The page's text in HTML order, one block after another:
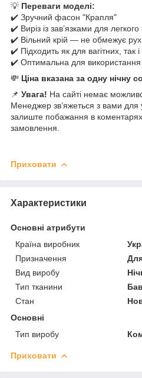
💡 Переваги моделі:
✔️ Зручний фасон "Крапля"
✔️ Виріз із зав’язками для
✔️ Вільний крій — не обмежує
✔️ Підходить як для вагітних, так
✔️ Оптимальна для використання
💸 Ціна вказана за одну нічну
📌 Увага! На сайті немає
Менеджер зв’яжеться з вами
залиште побажання в
замовлення.
Приховати
Характеристики
Основні атрибути
Країна виробник
Призначення
Вид виробу
Тип тканини
Стан
Основні
Тип виробу
Приховати